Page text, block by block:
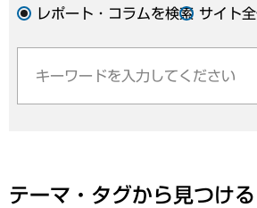
レポート・コラムを検索 サイト
テーマ・タグから見つける